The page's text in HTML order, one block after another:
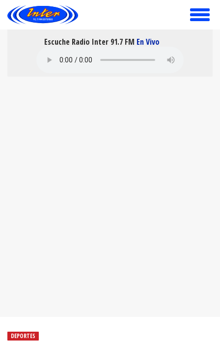
toggle
Escuche Radio Inter 91.7 FM En Vivo
DEPORTES